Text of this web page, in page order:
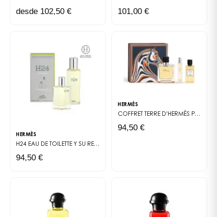
desde 102,50 € 101,00 €
HERMÈS
H24 EAU DE TOILETTE Y SU RECARGA
94,50 €
HERMÈS
COFFRET TERRE D'HERMÈS PARFUM
94,50 €